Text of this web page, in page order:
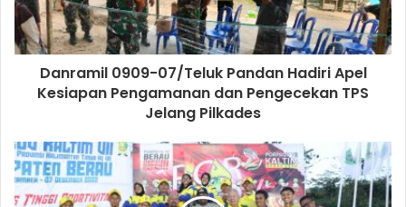
Danramil 0909-07/Teluk Pandan Hadiri Apel
Kesiapan Pengamanan dan Pengecekan TPS
Jelang Pilkades